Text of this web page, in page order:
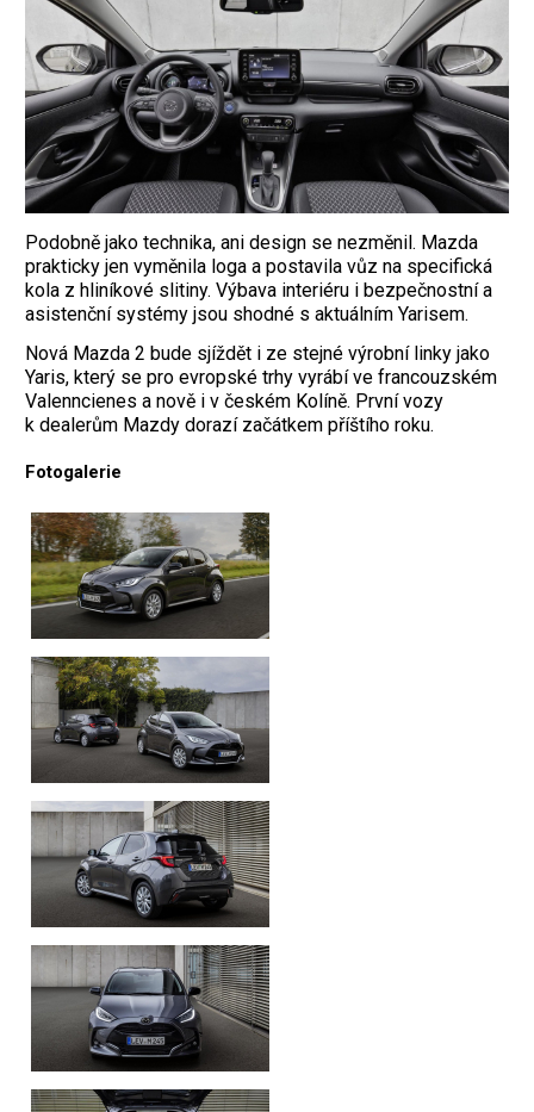
Podobně jako technika, ani design se nezměnil. Mazda
prakticky jen vyměnila loga a postavila vůz na specifická
kola z hliníkové slitiny. Výbava interiéru i bezpečnostní a
asistenční systémy jsou shodné s aktuálním Yarisem.
Nová Mazda 2 bude sjíždět i ze stejné výrobní linky jako
Yaris, který se pro evropské trhy vyrábí ve francouzském
Valenncienes a nově i v českém Kolíně. První vozy
k dealerům Mazdy dorazí začátkem příštího roku.
Fotogalerie